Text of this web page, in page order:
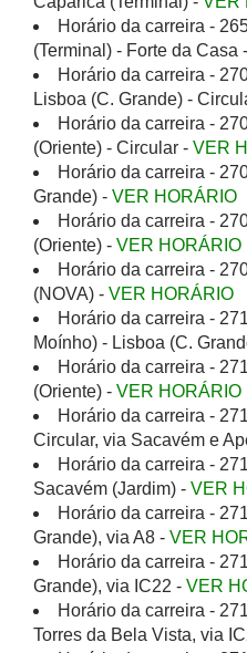
Horário da carreira -
(Terminal) - Forte da Casa -
Horário da carreira -
Lisboa (C. Grande) -
Horário da carreira -
(Oriente) - Circular - VER
Horário da carreira -
Grande) - VER HORÁRIO
Horário da carreira -
(Oriente) - VER HORÁRIO
Horário da carreira -
(NOVA) - VER HORÁRIO
Horário da carreira -
Moínho) - Lisboa (C.
Horário da carreira -
(Oriente) - VER HORÁRIO
Horário da carreira -
Circular, via Sacavém e
Horário da carreira -
Sacavém (Jardim) - VER
Horário da carreira -
Grande), via A8 - VER
Horário da carreira -
Grande), via IC22 - VER
Horário da carreira -
Torres da Bela Vista, via